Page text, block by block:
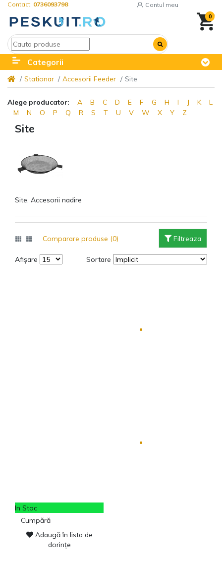
Contact: 0736093798 Contul meu
0
Categorii
Stationar Accesorii Feeder Site
Alege producator: A B C D E F G H I J K
L
M
N O P Q R S T U V W X Y Z
Site
Site, Accesorii nadire
Filtreaza
Comparare produse (0)
Afișare Sortare
In Stoc
Cumpără
Adaugă în lista de
dorințe